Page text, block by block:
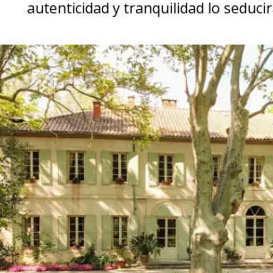
autenticidad y tranquilidad lo